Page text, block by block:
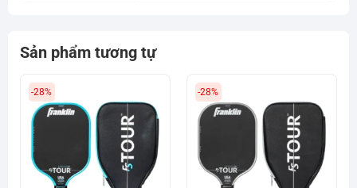
Sản phẩm tương tự
-28% -28%